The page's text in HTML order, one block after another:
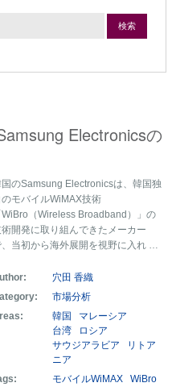
検索
Electronicsの
のSamsung Electronicsは、韓国独
のモバイルWiMAX技術
WiBro（Wireless Broadband）」の
開発に取り組んできたメーカー
、当初から海外展開を視野に入れ …
穴田 香織
市場分析
韓国
マレーシア
台湾
ロシア
サウジアラビア
リトア
ニア
モバイルWiMAX
WiBro